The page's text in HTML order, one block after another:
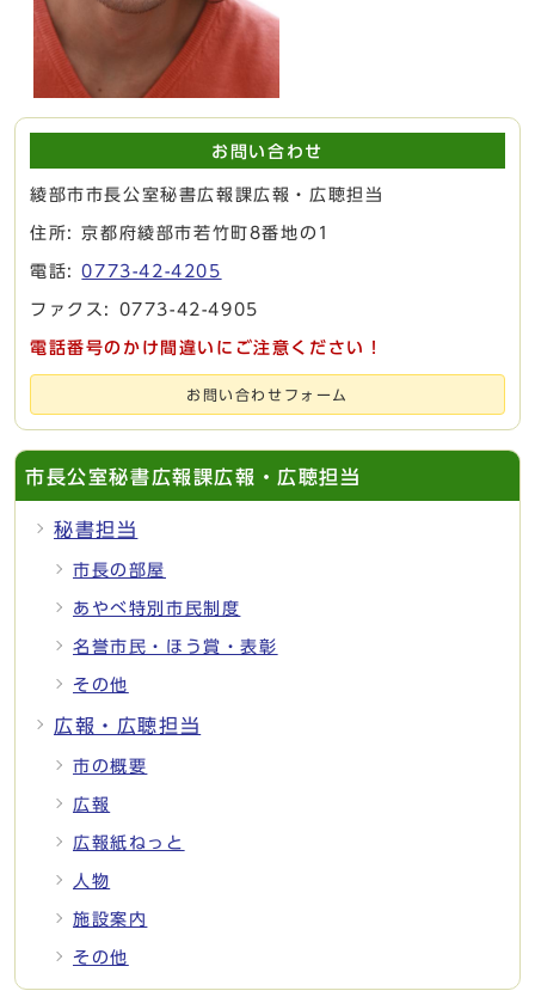
お問い合わせ
綾部市市長公室秘書広報課広報・広聴担当
住所: 京都府綾部市若竹町8番地の1
電話:0773-42-4205
ファクス: 0773-42-4905
電話番号のかけ間違いにご注意ください！
お問い合わせフォーム
市長公室秘書広報課広報・広聴担当
秘書担当
市長の部屋
あやべ特別市民制度
名誉市民・ほう賞・表彰
その他
広報・広聴担当
市の概要
広報
広報紙ねっと
人物
施設案内
その他